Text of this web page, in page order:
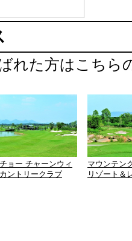
れた方はこちら
ョー チャーンウィ
ントリークラブ
マウンテン
リゾート＆